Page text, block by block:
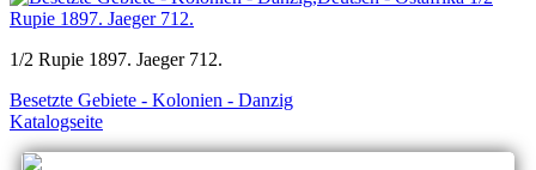
1/2 Rupie 1897. Jaeger 712.
Besetzte Gebiete - Kolonien - Danzig
Katalogseite